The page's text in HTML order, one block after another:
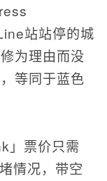
站站停的城
为理由而没
等同于蓝色
」票价只需
情况，带空